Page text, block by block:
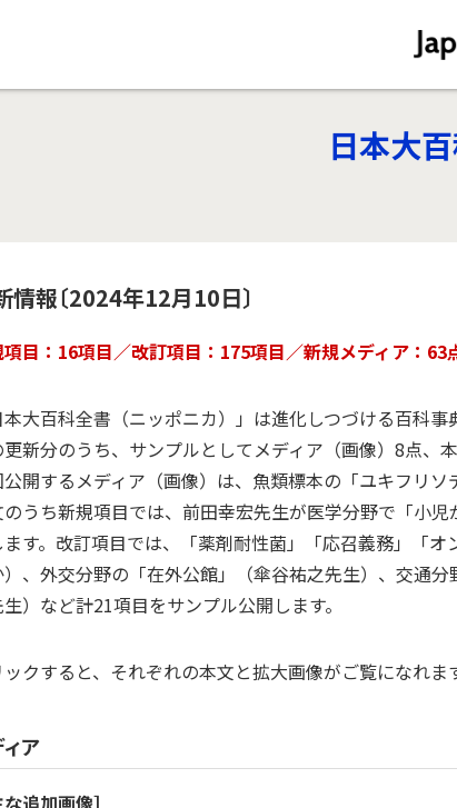
日本大百
情報〔2024年12月10日〕
目：16項目／改訂項目：175項目／新規メディア：63
本大百科全書（ニッポニカ）」は進化しつづける百科
新分のうち、サンプルとしてメディア（画像）8点、
開するメディア（画像）は、魚類標本の「ユキフリソ
うち新規項目では、前田幸宏先生が医学分野で「小
ます。改訂項目では、「薬剤耐性菌」「応召義務」「
）、外交分野の「在外公館」（傘谷祐之先生）、交通
）など計21項目をサンプル公開します。
ックすると、それぞれの本文と拡大画像がご覧になれま
ア
な追加画像］